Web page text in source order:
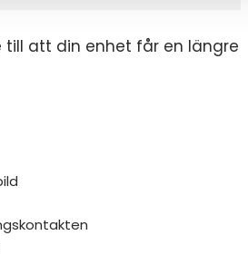
till att din enhet får en längre